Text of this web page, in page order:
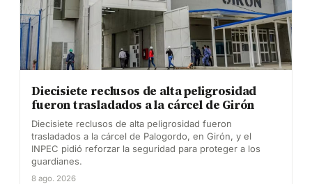
Diecisiete reclusos de alta peligrosidad
fueron trasladados a la cárcel de Girón
Diecisiete reclusos de alta peligrosidad fueron
trasladados a la cárcel de Palogordo, en Girón, y el
INPEC pidió reforzar la seguridad para proteger a los
guardianes.
8 ago. 2026